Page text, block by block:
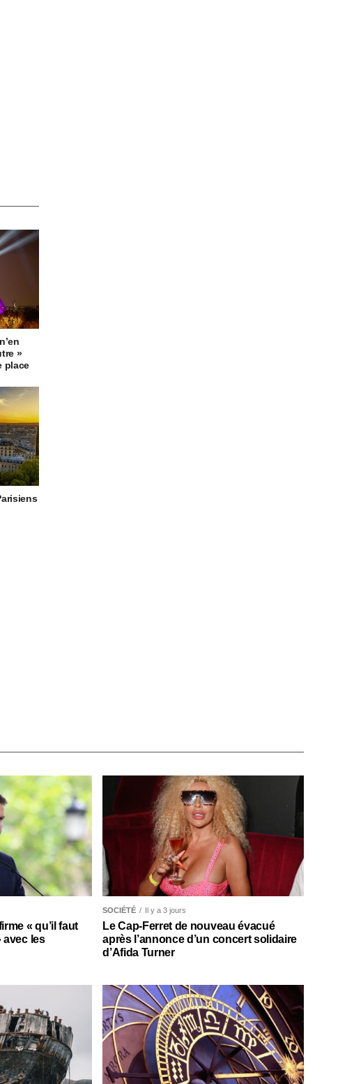
»
place
« qu’il faut
avec les
SOCIÉTÉ Il y a 3 jours
Le Cap-Ferret de nouveau évacué
après l’annonce d’un concert solidaire
d’Afida Turner